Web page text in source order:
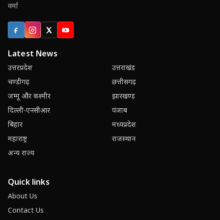
वर्मा
FacebookInstagram
X (Twitter)
YouTube
Latest News
उत्तरप्रदेश
उत्तराखंड
चण्डीगढ़
छत्तीसगढ़
जम्मू और कश्मीर
झारखण्ड
दिल्ली-एनसीआर
पंजाब
बिहार
मध्यप्रदेश
महाराष्ट्र
राजस्थान
अन्य राज्य
Quick links
About Us
Contact Us